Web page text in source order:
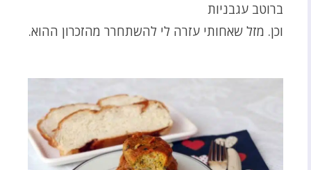
ברוטב עגבניות
וכן. מזל שאחותי עזרה לי להשתחרר מהזכרון ההוא.